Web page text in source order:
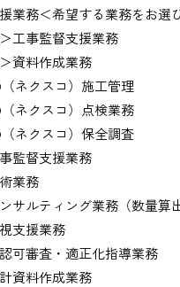
業務＜希望する業務をお選
工事監督支援業務
資料作成業務
ネクスコ）施工管理
ネクスコ）点検業務
ネクスコ）保全調査
監督支援業務
業務
サルティング業務（数量算
支援業務
可審査・適正化指導業務
資料作成業務